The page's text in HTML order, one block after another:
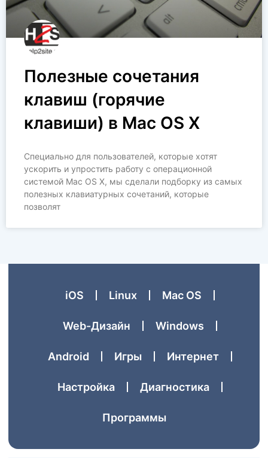
Полезные сочетания
клавиш (горячие
клавиши) в Mac OS X
Специально для пользователей, которые хотят
ускорить и упростить работу с операционной
системой Mac OS X, мы сделали подборку из самых
полезных клавиатурных сочетаний, которые
позволят
iOS Linux Mac OS
Web-Дизайн Windows
Аndroid Игры Интернет
Настройка Диагностика
Программы